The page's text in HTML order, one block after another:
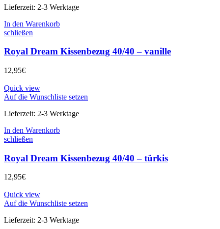
Lieferzeit: 2-3 Werktage
In den Warenkorb
schließen
Royal Dream Kissenbezug 40/40 – vanille
12,95€
Quick view
Auf die Wunschliste setzen
Lieferzeit: 2-3 Werktage
In den Warenkorb
schließen
Royal Dream Kissenbezug 40/40 – türkis
12,95€
Quick view
Auf die Wunschliste setzen
Lieferzeit: 2-3 Werktage